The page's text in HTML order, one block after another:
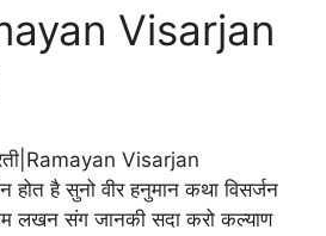
Visarjan
Visarjan
है सुनो वीर हनुमान कथा विसर्जन
लखन संग जानकी सदा करो कल्याण